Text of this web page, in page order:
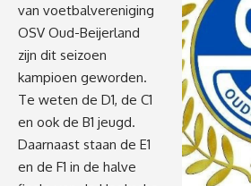
van voetbalvereniging
OSV Oud-Beijerland
zijn dit seizoen
kampioen geworden.
Te weten de D1, de C1
en ook de B1 jeugd.
Daarnaast staan de E1
en de F1 in de halve